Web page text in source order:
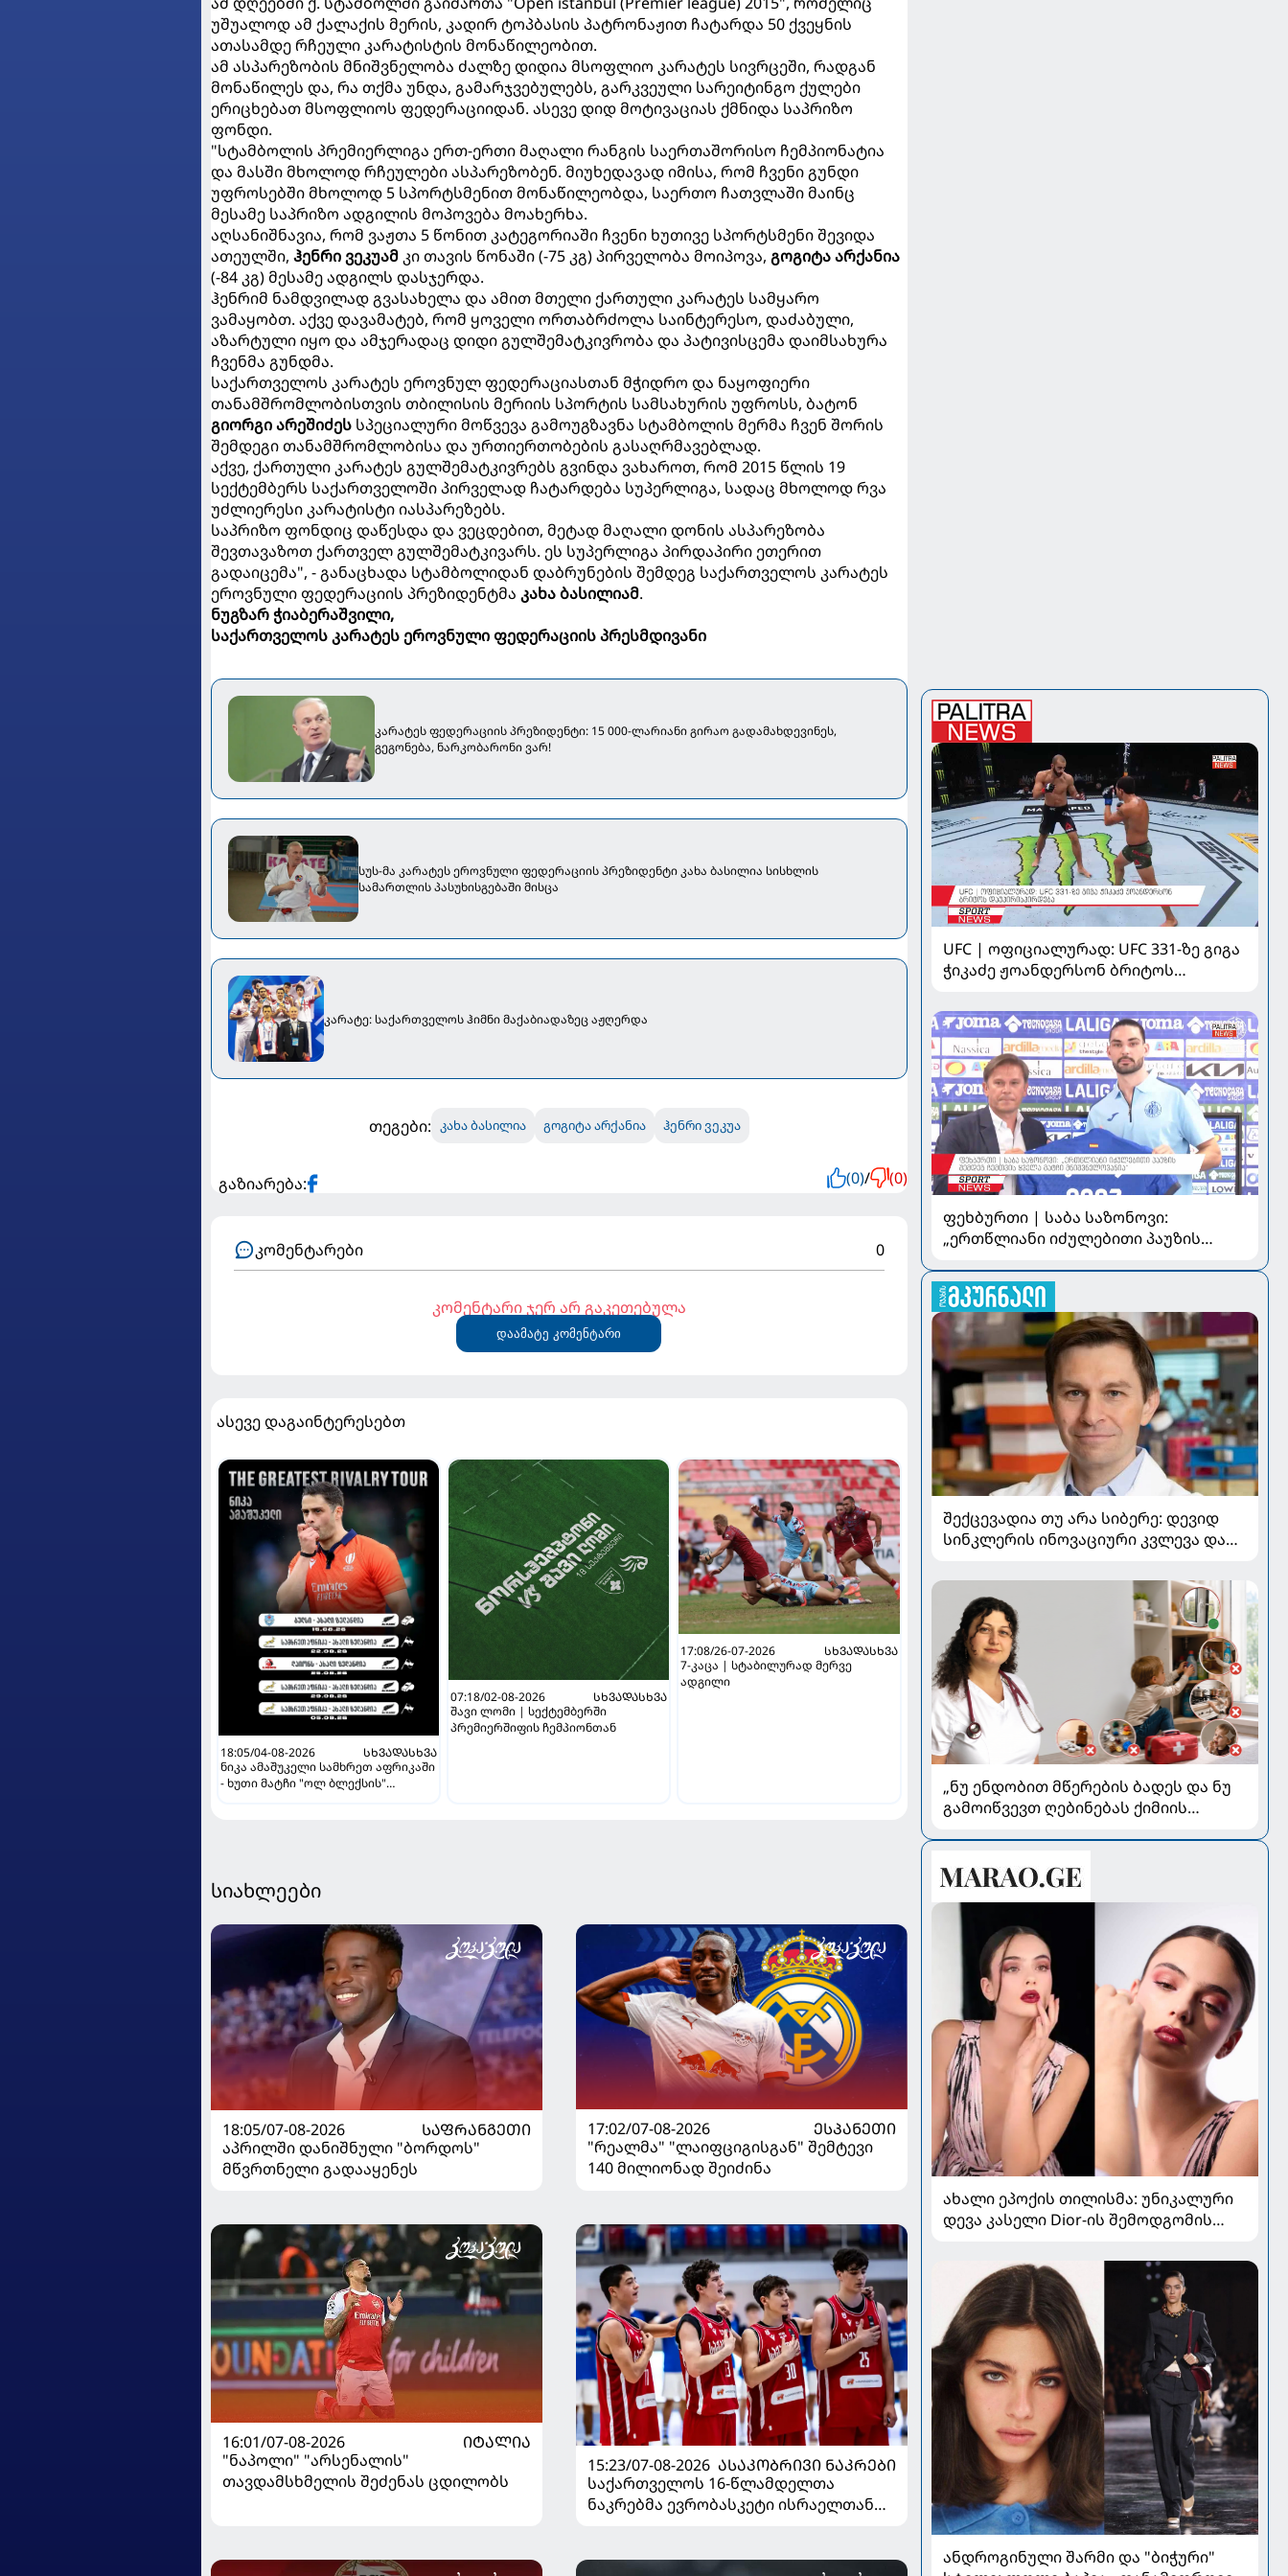
უშუალოდ ამ ქალაქის მერის, კადირ ტოპბასის პატრონაჟით ჩატარდა 50 ქვეყნის
ათასამდე რჩეული კარატისტის მონაწილეობით.
ამ ასპარეზობის მნიშვნელობა ძალზე დიდია მსოფლიო კარატეს სივრცეში, რადგან
მონაწილეს და, რა თქმა უნდა, გამარჯვებულებს, გარკვეული სარეიტინგო ქულები
ერიცხებათ მსოფლიოს ფედერაციიდან. ასევე დიდ მოტივაციას ქმნიდა საპრიზო
ფონდი.
"სტამბოლის პრემიერლიგა ერთ-ერთი მაღალი რანგის საერთაშორისო ჩემპიონატია
და მასში მხოლოდ რჩეულები ასპარეზობენ. მიუხედავად იმისა, რომ ჩვენი გუნდი
უფროსებში მხოლოდ 5 სპორტსმენით მონაწილეობდა, საერთო ჩათვლაში მაინც
მესამე საპრიზო ადგილის მოპოვება მოახერხა.
აღსანიშნავია, რომ ვაჟთა 5 წონით კატეგორიაში ჩვენი ხუთივე სპორტსმენი შევიდა
ათეულში, ჰენრი ვეკუამკი თავის წონაში (-75 კგ) პირველობა მოიპოვა, გოგიტა არქანია
(-84 კგ) მესამე ადგილს დასჯერდა.
ჰენრიმ ნამდვილად გვასახელა და ამით მთელი ქართული კარატეს სამყარო
ვამაყობთ. აქვე დავამატებ, რომ ყოველი ორთაბრძოლა საინტერესო, დაძაბული,
აზარტული იყო და ამჯერადაც დიდი გულშემატკივრობა და პატივისცემა დაიმსახურა
ჩვენმა გუნდმა.
საქართველოს კარატეს ეროვნულ ფედერაციასთან მჭიდრო და ნაყოფიერი
თანამშრომლობისთვის თბილისის მერიის სპორტის სამსახურის უფროსს, ბატონ
გიორგი არეშიძეს სპეციალური მოწვევა გამოუგზავნა სტამბოლის მერმა ჩვენ შორის
შემდეგი თანამშრომლობისა და ურთიერთობების გასაღრმავებლად.
აქვე, ქართული კარატეს გულშემატკივრებს გვინდა ვახაროთ, რომ 2015 წლის 19
სექტემბერს საქართველოში პირველად ჩატარდება სუპერლიგა, სადაც მხოლოდ რვა
უძლიერესი კარატისტი იასპარეზებს.
საპრიზო ფონდიც დაწესდა და ვეცდებით, მეტად მაღალი დონის ასპარეზობა
შევთავაზოთ ქართველ გულშემატკივარს. ეს სუპერლიგა პირდაპირი ეთერით
გადაიცემა", - განაცხადა სტამბოლიდან დაბრუნების შემდეგ საქართველოს კარატეს
ეროვნული ფედერაციის პრეზიდენტმა კახა ბასილიამ.
ნუგზარ ჭიაბერაშვილი,
საქართველოს კარატეს ეროვნული ფედერაციის პრესმდივანი
კარატეს ფედერაციის პრეზიდენტი: 15 000-ლარიანი გირაო გადამახდევინეს,
გეგონება, ნარკობარონი ვარ!
სუს-მა კარატეს ეროვნული ფედერაციის პრეზიდენტი კახა ბასილია სისხლის
სამართლის პასუხისგებაში მისცა
კარატე: საქართველოს ჰიმნი მაქაბიადაზეც აჟღერდა
თეგები: კახა ბასილია გოგიტა არქანია ჰენრი ვეკუა
გაზიარება: (0)/ (0)
კომენტარები 0
კომენტარი ჯერ არ გაკეთებულა
დაამატე კომენტარი
ასევე დაგაინტერესებთ
18:05/04-08-2026
ᲡᲮᲕᲐᲓᲐᲡᲮᲕᲐ
ნიკა ამაშუკელი სამხრეთ აფრიკაში
- ხუთი მატჩი "ოლ ბლექსის"
07:18/02-08-2026
ᲡᲮᲕᲐᲓᲐᲡᲮᲕᲐ
შავი ლომი | სექტემბერში
პრემიერშიფის ჩემპიონთან
17:08/26-07-2026
ᲡᲮᲕᲐᲓᲐᲡᲮᲕᲐ
7-კაცა | სტაბილურად მერვე
ადგილი
სიახლეები
18:05/07-08-2026
ᲡᲐᲤᲠᲐᲜᲒᲔᲗᲘ
აპრილში დანიშნული "ბორდოს"
მწვრთნელი გადააყენეს
17:02/07-08-2026
ᲔᲡᲞᲐᲜᲔᲗᲘ
"რეალმა" "ლაიფციგისგან" შემტევი
140 მილიონად შეიძინა
16:01/07-08-2026
ᲘᲢᲐᲚᲘᲐ
"ნაპოლი" "არსენალის"
თავდამსხმელის შეძენას ცდილობს
15:23/07-08-2026 ᲐᲡᲐᲙᲝᲑᲠᲘᲕᲘ ᲜᲐᲙᲠᲔᲑᲘ
საქართველოს 16-წლამდელთა
ნაკრებმა ევრობასკეტი ისრაელთან
UFC | ოფიციალურად: UFC 331-ზე გიგა
ჭიკაძე ჟოანდერსონ ბრიტოს
ფეხბურთი | საბა საზონოვი:
„ერთწლიანი იძულებითი პაუზის
მნიშვნელოვანია“
შექცევადია თუ არა სიბერე: დევიდ
სინკლერის ინოვაციური კვლევა და
„ნუ ენდობით მწერების ბადეს და ნუ
გამოიწვევთ ღებინებას ქიმიის
პედიატრ სალომე ახვლედიანის
რჩევები
ახალი ეპოქის თილისმა: უნიკალური
დევა კასელი Dior-ის შემოდგომის
ანდროგინული შარმი და "ბიჭური"